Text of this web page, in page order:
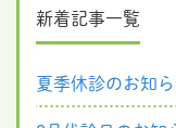
新着記事一覧
夏季休診のお知